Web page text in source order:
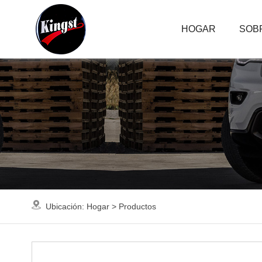
HOGAR
Ubicación: Hogar> Productos